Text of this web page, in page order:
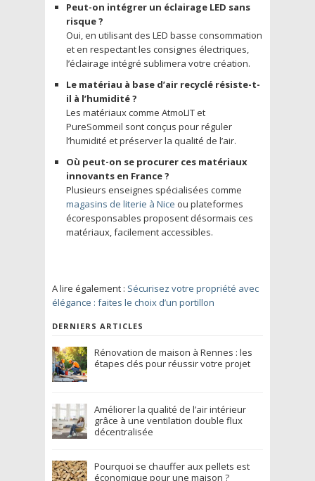
Peut-on intégrer un éclairage LED sans
risque ?
Oui, en utilisant des LED basse consommation
et en respectant les consignes électriques,
l’éclairage intégré sublimera votre création.
Le matériau à base d’air recyclé résiste-t-
il à l’humidité ?
Les matériaux comme AtmoLIT et
PureSommeil sont conçus pour réguler
l’humidité et préserver la qualité de l’air.
Où peut-on se procurer ces matériaux
innovants en France ?
Plusieurs enseignes spécialisées comme
magasins de literie à Nice ou plateformes
écoresponsables proposent désormais ces
matériaux, facilement accessibles.
A lire également : Sécurisez votre propriété avec
élégance : faites le choix d’un portillon
DERNIERS ARTICLES
Rénovation de maison à Rennes : les
étapes clés pour réussir votre projet
Améliorer la qualité de l’air intérieur
grâce à une ventilation double flux
décentralisée
Pourquoi se chauffer aux pellets est
économique pour une maison ?